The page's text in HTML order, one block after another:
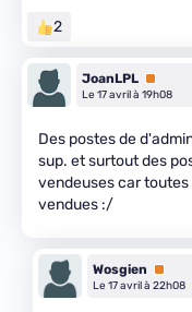
2
JoanLPL Premium
Le 17 avril à 19h08
Des postes de
sup. et surtout des
vendeuses car
vendues :/
Wosgien
Premium
Le 17 avril à 22h08